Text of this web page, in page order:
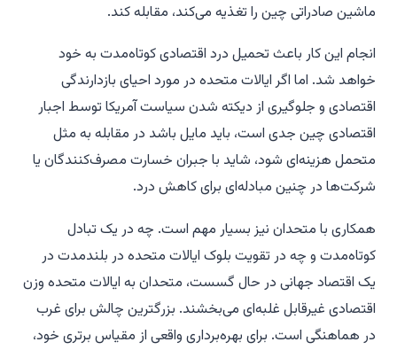
ماشین صادراتی چین را تغذیه می‌کند، مقابله کند.
انجام این کار باعث تحمیل درد اقتصادی کوتاه‌مدت به خود
خواهد شد. اما اگر ایالات متحده در مورد احیای بازدارندگی
اقتصادی و جلوگیری از دیکته شدن سیاست آمریکا توسط اجبار
اقتصادی چین جدی است، باید مایل باشد در مقابله به مثل
متحمل هزینه‌ای شود، شاید با جبران خسارت مصرف‌کنندگان یا
شرکت‌ها در چنین مبادله‌ای برای کاهش درد.
همکاری با متحدان نیز بسیار مهم است. چه در یک تبادل
کوتاه‌مدت و چه در تقویت بلوک ایالات متحده در بلندمدت در
یک اقتصاد جهانی در حال گسست، متحدان به ایالات متحده وزن
اقتصادی غیرقابل غلبه‌ای می‌بخشند. بزرگترین چالش برای غرب
در هماهنگی است. برای بهره‌برداری واقعی از مقیاس برتری خود،